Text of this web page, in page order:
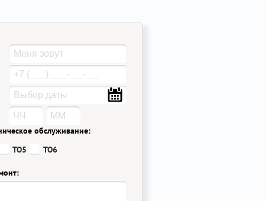
обслуживание:
ТО5 ТО6